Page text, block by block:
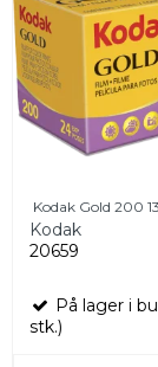
Kodak Gold 200
Kodak
20659
På lager i
stk.)